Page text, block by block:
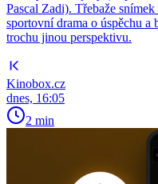
Pascal Zadi). Třebaže
sportovní drama o úspěchu
trochu jinou perspektivu.
Kinobox.cz
dnes, 16:05
2 min